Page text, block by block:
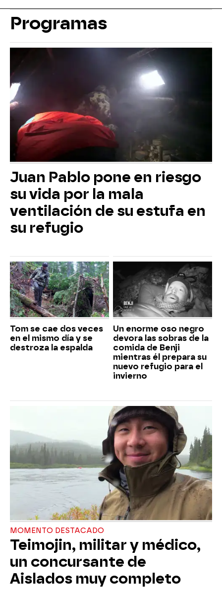
Programas
Juan Pablo pone en riesgo
su vida por la mala
ventilación de su estufa en
su refugio
Tom se cae dos veces
en el mismo día y se
destroza la espalda
Un enorme oso negro
devora las sobras de la
comida de Benji
mientras él prepara su
nuevo refugio para el
invierno
MOMENTO DESTACADO
Teimojin, militar y médico,
un concursante de
Aislados muy completo